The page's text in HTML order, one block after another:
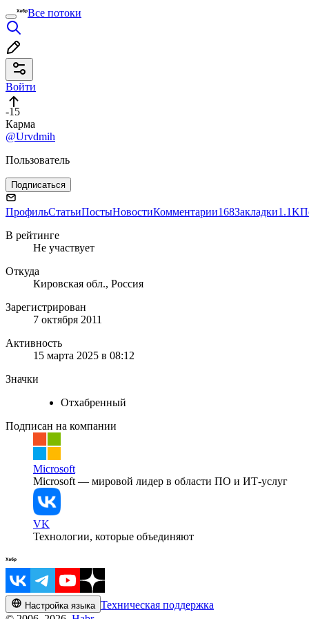
Все потоки
Войти
-15
Карма
@Urvdmih
Пользователь
Подписаться
ПрофильСтатьиПостыНовостиКомментарии168Закладки1.1K
В рейтинге
Не участвует
Откуда
Кировская обл., Россия
Зарегистрирован
7 октября 2011
Активность
15 марта 2025 в 08:12
Значки
Отхабренный
Подписан на компании
Microsoft
Microsoft — мировой лидер в области ПО и ИТ-услуг
VK
Технологии, которые объединяют
Настройка языка Техническая поддержка